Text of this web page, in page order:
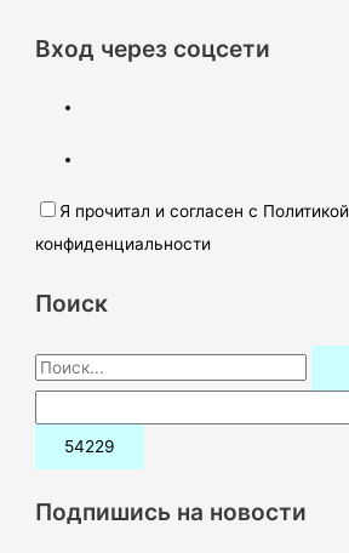
Вход через соцсети
Я прочитал и согласен с Политикой
конфиденциальности
Поиск
П
о
и
:Подпишись на новости